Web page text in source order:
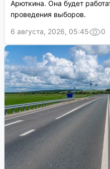
Арюткина. Она будет
проведения выборов.
6 августа, 2026, 05:45
0